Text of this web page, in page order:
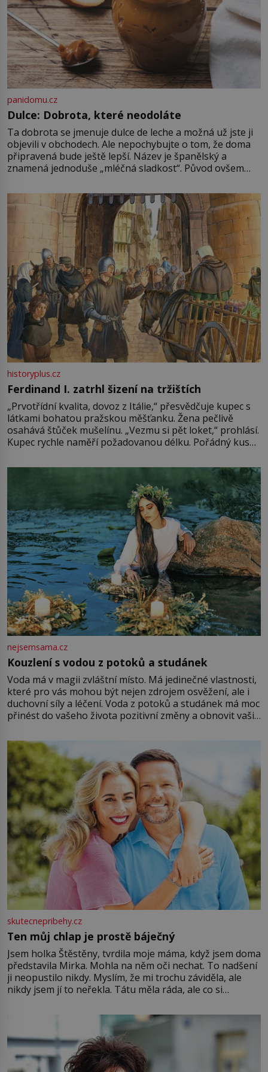
panidomu.cz
Dulce: Dobrota, které neodoláte
Ta dobrota se jmenuje dulce de leche a možná už jste ji
objevili v obchodech. Ale nepochybujte o tom, že doma
připravená bude ještě lepší. Název je španělský a
znamená jednoduše „mléčná sladkost“. Původ ovšem
pře hned několik latinskoamerických zemí a k tomu
Francie, kde se traduje,
historyplus.cz
Ferdinand I. zatrhl šizení na tržištích
„Prvotřídní kvalita, dovoz z Itálie,“ přesvědčuje kupec s
látkami bohatou pražskou měšťanku. Žena pečlivě
osahává štůček mušelínu. „Vezmu si pět loket,“ prohlásí.
Kupec rychle naměří požadovanou délku. Pořádný kus
milostpaní. Stačí jenom na sukni,“ zhodnotí švadlena
množství růžového mušelínu. „Ošidili vás, podívejte.“
Vezme do ruky dřevěnou
nejsemsama.cz
Kouzlení s vodou z potoků a studánek
Voda má v magii zvláštní místo. Má jedinečné vlastnosti,
které pro vás mohou být nejen zdrojem osvěžení, ale i
duchovní síly a léčení. Voda z potoků a studánek má moc
přinést do vašeho života pozitivní změny a obnovit vaši
můžete obohatit své rituály a přinést do svého života
větší harmonii a klid. Je důležité
skutecnepribehy.cz
Ten můj chlap je prostě báječný
Jsem holka Štěstěny, tvrdila moje máma, když jsem doma
představila Mirka. Mohla na něm oči nechat. To nadšení
ji neopustilo nikdy. Myslím, že mi trochu záviděla, ale
nikdy jsem jí to neřekla. Tátu měla ráda, ale co si
Jsme spolu moc rádi Tehdy byla jiná doba, když